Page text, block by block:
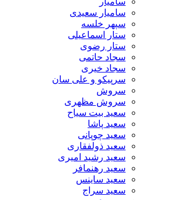
سامیار سعیدی
سپهر خلسه
ستار اسماعیلی
ستار رضوی
سجاد حاتمی
سجاد خیری
سرپیکو و علی سان
سروش
سروش مظهری
سعید بیت سیاح
سعید پاشا
سعید چوپانی
سعید ذولفقاری
سعید رشید امیری
سعید رهنمافر
سعید ساینس
سعید سراج